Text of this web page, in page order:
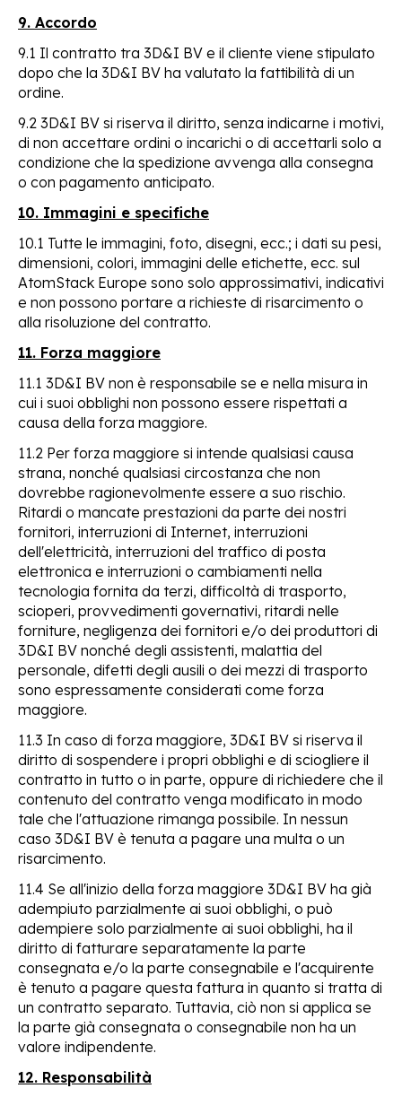
9. Accordo
9.1 Il contratto tra 3D&I BV e il cliente viene stipulato
dopo che la 3D&I BV ha valutato la fattibilità di un
ordine.
9.2 3D&I BV si riserva il diritto, senza indicarne i motivi,
di non accettare ordini o incarichi o di accettarli solo a
condizione che la spedizione avvenga alla consegna
o con pagamento anticipato.
10. Immagini e specifiche
10.1 Tutte le immagini, foto, disegni, ecc.; i dati su pesi,
dimensioni, colori, immagini delle etichette, ecc. sul
AtomStack Europe sono solo approssimativi, indicativi
e non possono portare a richieste di risarcimento o
alla risoluzione del contratto.
11. Forza maggiore
11.1 3D&I BV non è responsabile se e nella misura in
cui i suoi obblighi non possono essere rispettati a
causa della forza maggiore.
11.2 Per forza maggiore si intende qualsiasi causa
strana, nonché qualsiasi circostanza che non
dovrebbe ragionevolmente essere a suo rischio.
Ritardi o mancate prestazioni da parte dei nostri
fornitori, interruzioni di Internet, interruzioni
dell'elettricità, interruzioni del traffico di posta
elettronica e interruzioni o cambiamenti nella
tecnologia fornita da terzi, difficoltà di trasporto,
scioperi, provvedimenti governativi, ritardi nelle
forniture, negligenza dei fornitori e/o dei produttori di
3D&I BV nonché degli assistenti, malattia del
personale, difetti degli ausili o dei mezzi di trasporto
sono espressamente considerati come forza
maggiore.
11.3 In caso di forza maggiore, 3D&I BV si riserva il
diritto di sospendere i propri obblighi e di sciogliere il
contratto in tutto o in parte, oppure di richiedere che il
contenuto del contratto venga modificato in modo
tale che l'attuazione rimanga possibile. In nessun
caso 3D&I BV è tenuta a pagare una multa o un
risarcimento.
11.4 Se all'inizio della forza maggiore 3D&I BV ha già
adempiuto parzialmente ai suoi obblighi, o può
adempiere solo parzialmente ai suoi obblighi, ha il
diritto di fatturare separatamente la parte
consegnata e/o la parte consegnabile e l'acquirente
è tenuto a pagare questa fattura in quanto si tratta di
un contratto separato. Tuttavia, ciò non si applica se
la parte già consegnata o consegnabile non ha un
valore indipendente.
12. Responsabilità